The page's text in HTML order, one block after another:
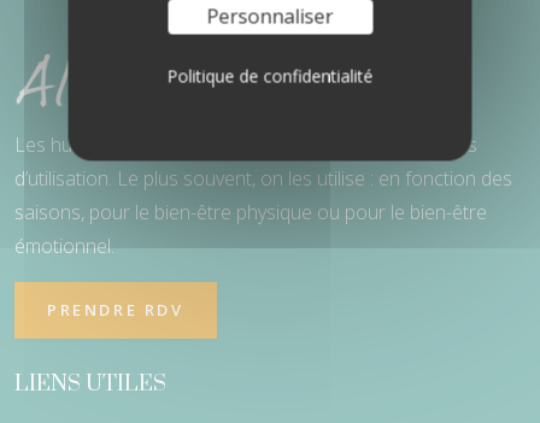
Les huiles essentielles ont de nombreuses possibilités
d’utilisation. Le plus souvent, on les utilise : en fonction des
saisons, pour le bien-être physique ou pour le bien-être
émotionnel.
PRENDRE RDV
LIENS UTILES
Personnaliser
Politique de confidentialité